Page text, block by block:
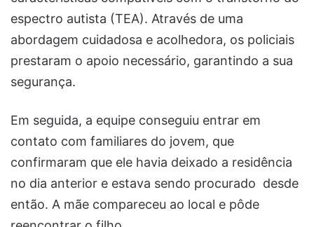
espectro autista (TEA). Através de uma
abordagem cuidadosa e acolhedora, os policiais
prestaram o apoio necessário, garantindo a sua
segurança.
Em seguida, a equipe conseguiu entrar em
contato com familiares do jovem, que
confirmaram que ele havia deixado a residência
no dia anterior e estava sendo procurado desde
então. A mãe compareceu ao local e pôde